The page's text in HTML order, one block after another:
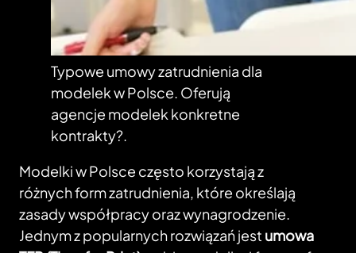
Typowe umowy zatrudnienia dla
modelek w Polsce. Oferują
agencje modelek konkretne
kontrakty?.
Modelki w Polsce często korzystają z
różnych form zatrudnienia, które określają
zasady współpracy oraz wynagrodzenie.
Jednym z popularnych rozwiązań jest umowa